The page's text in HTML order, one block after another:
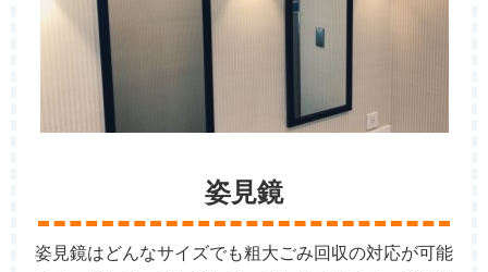
姿見鏡
姿見鏡はどんなサイズでも粗大ごみ回収の対応が可能